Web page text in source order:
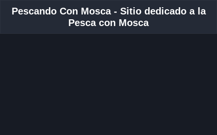
Pescando Con Mosca - Sitio dedicado a la
Pesca con Mosca